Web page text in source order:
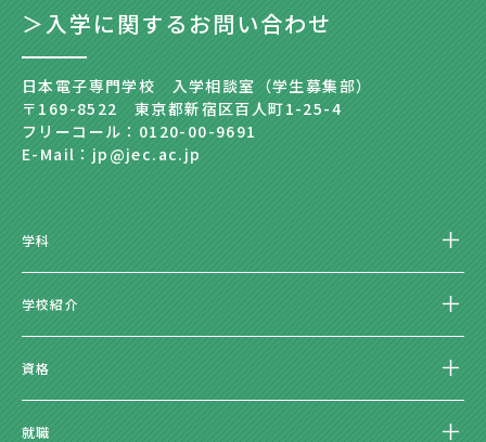
＞入学に関するお問い合わせ
日本電子専門学校 入学相談室（学生募集部）
〒169-8522 東京都新宿区百人町1-25-4
フリーコール：0120-00-9691
E-Mail：jp@jec.ac.jp
学科
学校紹介
資格
就職